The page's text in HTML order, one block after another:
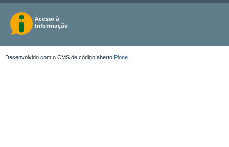
Desenvolvido com o CMS de código aberto Plone